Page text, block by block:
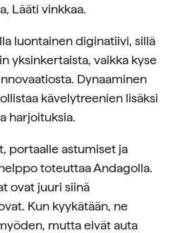
Lääti vinkkaa.
luontainen diginatiivi, sillä
yksinkertaista, vaikka kyse
Dynaaminen
kävelytreenien lisäksi
harjoituksia.
portaalle astumiset ja
toteuttaa Andagolla.
ovat juuri siinä
Kun kyykätään, ne
mutta eivät auta